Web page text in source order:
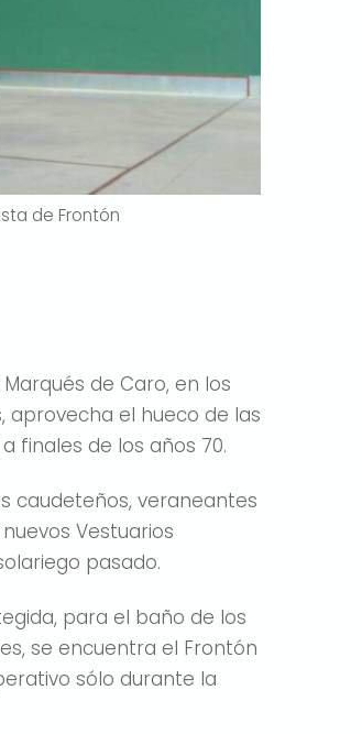
de Frontón
de Caro, en los
aprovecha el hueco de las
finales de los años 70.
caudeteños, veraneantes
Vestuarios
pasado.
para el baño de los
se encuentra el Frontón
sólo durante la